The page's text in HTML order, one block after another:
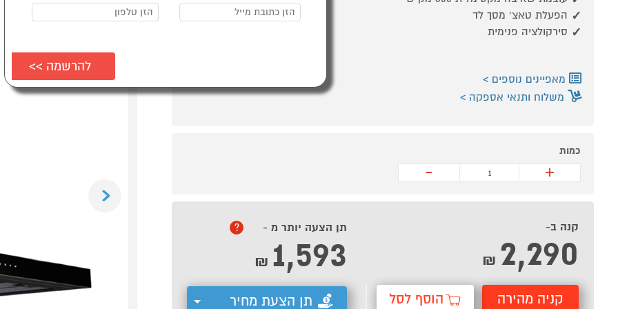
הפעלת טאצ’ מסך לד
סירקולציה פנימית
מאפיינים נוספים
משלוח ותנאי אספקה
כמות
+
-
קנה ב-
2,290
₪
קניה מהירה הוסף לסל
תן הצעה יותר מ - ?
1,593
₪
תן הצעת מחיר